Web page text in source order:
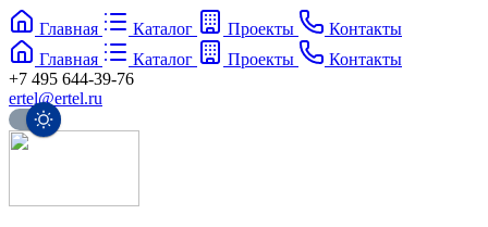
Главная Каталог Проекты
Контакты
Главная
Каталог Проекты
Контакты
+7 495 644-39-76
ertel@ertel.ru